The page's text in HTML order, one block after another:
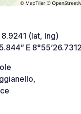
(lat, lng)
E